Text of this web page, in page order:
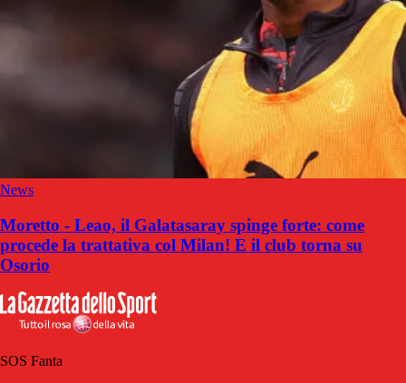
News
Moretto - Leao, il Galatasaray spinge forte: come
procede la trattativa col Milan! E il club torna su
Osorio
SOS Fanta